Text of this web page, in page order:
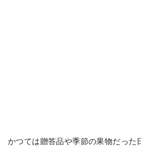
かつては贈答品や季節の果物だった